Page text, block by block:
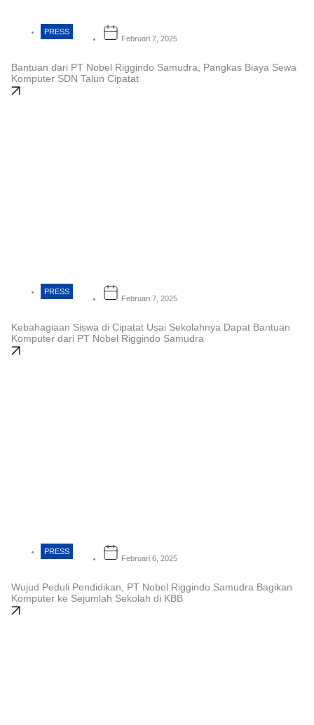
PRESS
Februari 7, 2025
Bantuan dari PT Nobel Riggindo Samudra, Pangkas Biaya Sewa
Komputer SDN Talun Cipatat
PRESS
Februari 7, 2025
Kebahagiaan Siswa di Cipatat Usai Sekolahnya Dapat Bantuan
Komputer dari PT Nobel Riggindo Samudra
PRESS
Februari 6, 2025
Wujud Peduli Pendidikan, PT Nobel Riggindo Samudra Bagikan
Komputer ke Sejumlah Sekolah di KBB